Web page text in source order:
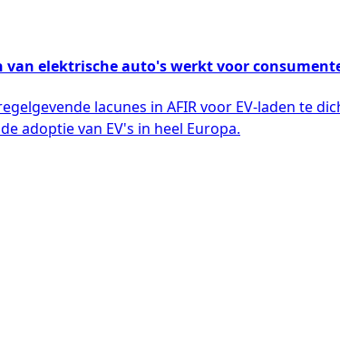
elektrische auto's werkt voor
lacunes in AFIR voor EV-laden te
adoptie van EV's in heel Europa.